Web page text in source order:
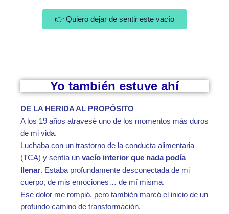
👉 Quiero dejar de sentir este vacío
Yo también estuve ahí
DE LA HERIDA AL PROPÓSITO
A los 19 años atravesé uno de los momentos más duros
de mi vida.
Luchaba con un trastorno de la conducta alimentaria
(TCA) y sentía un vacío interior que nada podía
llenar. Estaba profundamente desconectada de mi
cuerpo, de mis emociones… de mí misma.
Ese dolor me rompió, pero también marcó el inicio de un
profundo camino de transformación.